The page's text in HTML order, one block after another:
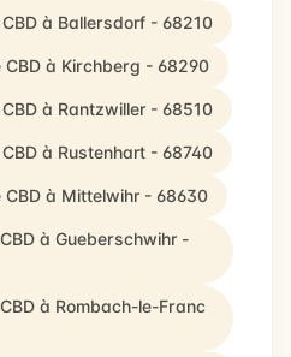
à Ballersdorf - 68210
à Kirchberg - 68290
à Rantzwiller - 68510
à Rustenhart - 68740
à Mittelwihr - 68630
à Gueberschwihr -
à Rombach-le-Franc